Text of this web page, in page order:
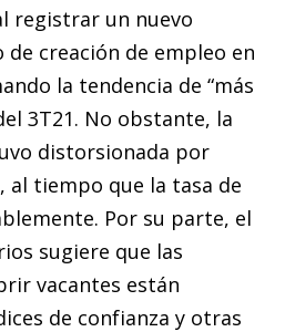
registrar un nuevo
creación de empleo en
la tendencia de “más
3T21. No obstante, la
distorsionada por
al tiempo que la tasa de
Por su parte, el
sugiere que las
vacantes están
de confianza y otras